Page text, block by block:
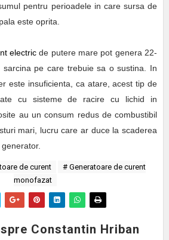
pentru perioadele in care sursa de
este oprita.
electricde putere mare pot genera 22-
sarcina pe care trebuie sa o sustina. In
este insuficienta, ca atare, acest tip de
cu sisteme de racire cu lichid in
au un consum redus de combustibil
mari, lucru care ar duce la scaderea
de curent
# Generatoare de curent
monofazat
Constantin Hriban